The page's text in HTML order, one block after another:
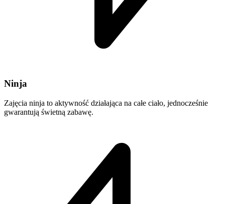
Ninja
Zajęcia ninja to aktywność działająca na całe ciało, jednocześnie
gwarantują świetną zabawę.